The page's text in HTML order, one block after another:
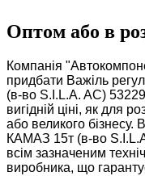
Оптом або в
Компанія
придбати Важіль
(в-во S.I.L.A. AC)
вигідній ціні, як для
або великого бізнесу.
КАМАЗ 15т (в-во
всім зазначеним
виробника, що